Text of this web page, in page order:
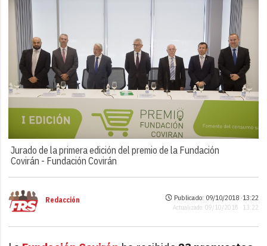
Jurado de la primera edición del premio de la Fundación
Covirán - Fundación Covirán
Redacción Publicado: 09/10/2018 ·13:22
Actualizado: 09/10/2018 · 13:22